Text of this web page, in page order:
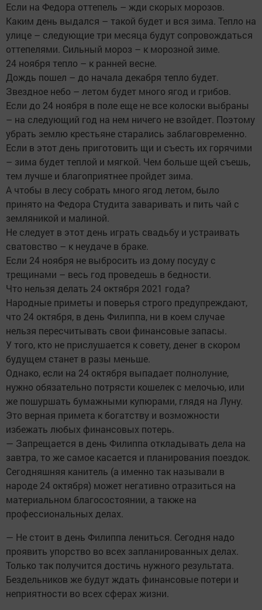
Если на Федора оттепель – жди скорых морозов.
Каким день выдался – такой будет и вся зима. Тепло на
улице – следующие три месяца будут сопровождаться
оттепелями. Сильный мороз – к морозной зиме.
24 ноября тепло – к ранней весне.
Дождь пошел – до начала декабря тепло будет.
Звездное небо – летом будет много ягод и грибов.
Если до 24 ноября в поле еще не все колоски выбраны
– на следующий год на нем ничего не взойдет. Поэтому
убрать землю крестьяне старались заблаговременно.
Если в этот день приготовить щи и съесть их горячими
– зима будет теплой и мягкой. Чем больше щей съешь,
тем лучше и благоприятнее пройдет зима.
А чтобы в лесу собрать много ягод летом, было
принято на Федора Студита заваривать и пить чай с
земляникой и малиной.
Не следует в этот день играть свадьбу и устраивать
сватовство – к неудаче в браке.
Если 24 ноября не выбросить из дому посуду с
трещинами – весь год проведешь в бедности.
Что нельзя делать 24 октября 2021 года?
Народные приметы и поверья строго предупреждают,
что 24 октября, в день Филиппа, ни в коем случае
нельзя пересчитывать свои финансовые запасы.
У того, кто не прислушается к совету, денег в скором
будущем станет в разы меньше.
Однако, если на 24 октября выпадает полнолуние,
нужно обязательно потрясти кошелек с мелочью, или
же пошуршать бумажными купюрами, глядя на Луну.
Это верная примета к богатству и возможности
избежать любых финансовых потерь.
— Запрещается в день Филиппа откладывать дела на
завтра, то же самое касается и планирования поездок.
Сегодняшняя канитель (а именно так называли в
народе 24 октября) может негативно отразиться на
материальном благосостоянии, а также на
профессиональных делах.
— Не стоит в день Филиппа лениться. Сегодня надо
проявить упорство во всех запланированных делах.
Только так получится достичь нужного результата.
Бездельников же будут ждать финансовые потери и
неприятности во всех сферах жизни.